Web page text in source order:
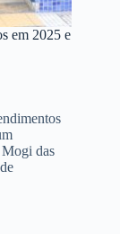
em 2025 e
Mogi das